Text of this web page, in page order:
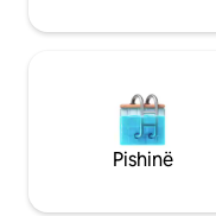
Pishinë